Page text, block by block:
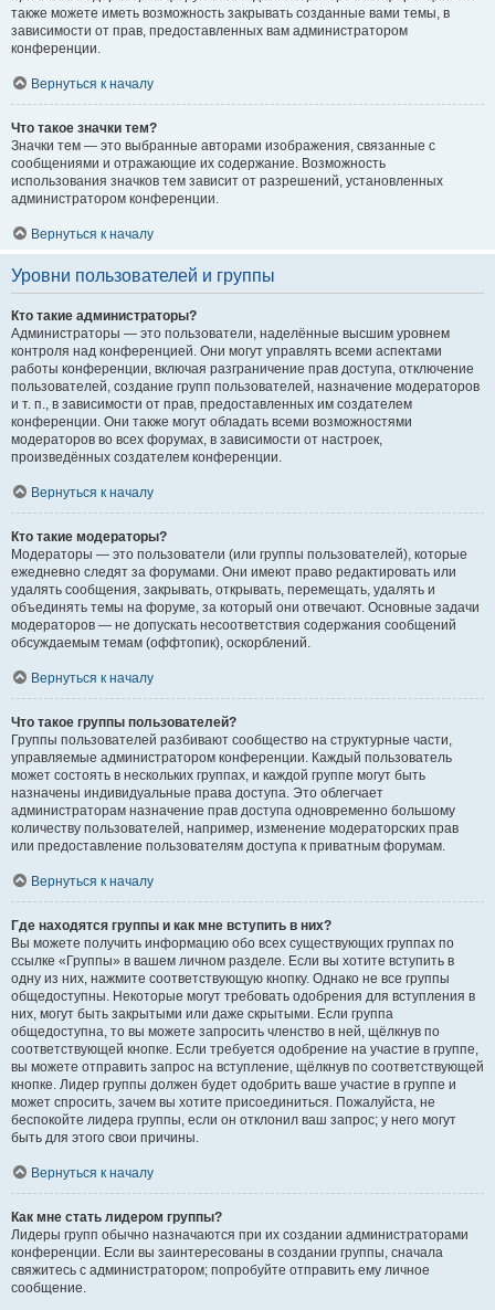
также можете иметь возможность закрывать созданные вами темы, в
зависимости от прав, предоставленных вам администратором
конференции.
Вернуться к началу
Что такое значки тем?
Значки тем — это выбранные авторами изображения, связанные с
сообщениями и отражающие их содержание. Возможность
использования значков тем зависит от разрешений, установленных
администратором конференции.
Вернуться к началу
Уровни пользователей и группы
Кто такие администраторы?
Администраторы — это пользователи, наделённые высшим уровнем
контроля над конференцией. Они могут управлять всеми аспектами
работы конференции, включая разграничение прав доступа, отключение
пользователей, создание групп пользователей, назначение модераторов
и т. п., в зависимости от прав, предоставленных им создателем
конференции. Они также могут обладать всеми возможностями
модераторов во всех форумах, в зависимости от настроек,
произведённых создателем конференции.
Вернуться к началу
Кто такие модераторы?
Модераторы — это пользователи (или группы пользователей), которые
ежедневно следят за форумами. Они имеют право редактировать или
удалять сообщения, закрывать, открывать, перемещать, удалять и
объединять темы на форуме, за который они отвечают. Основные задачи
модераторов — не допускать несоответствия содержания сообщений
обсуждаемым темам (оффтопик), оскорблений.
Вернуться к началу
Что такое группы пользователей?
Группы пользователей разбивают сообщество на структурные части,
управляемые администратором конференции. Каждый пользователь
может состоять в нескольких группах, и каждой группе могут быть
назначены индивидуальные права доступа. Это облегчает
администраторам назначение прав доступа одновременно большому
количеству пользователей, например, изменение модераторских прав
или предоставление пользователям доступа к приватным форумам.
Вернуться к началу
Где находятся группы и как мне вступить в них?
Вы можете получить информацию обо всех существующих группах по
ссылке «Группы» в вашем личном разделе. Если вы хотите вступить в
одну из них, нажмите соответствующую кнопку. Однако не все группы
общедоступны. Некоторые могут требовать одобрения для вступления в
них, могут быть закрытыми или даже скрытыми. Если группа
общедоступна, то вы можете запросить членство в ней, щёлкнув по
соответствующей кнопке. Если требуется одобрение на участие в группе,
вы можете отправить запрос на вступление, щёлкнув по соответствующей
кнопке. Лидер группы должен будет одобрить ваше участие в группе и
может спросить, зачем вы хотите присоединиться. Пожалуйста, не
беспокойте лидера группы, если он отклонил ваш запрос; у него могут
быть для этого свои причины.
Вернуться к началу
Как мне стать лидером группы?
Лидеры групп обычно назначаются при их создании администраторами
конференции. Если вы заинтересованы в создании группы, сначала
свяжитесь с администратором; попробуйте отправить ему личное
сообщение.